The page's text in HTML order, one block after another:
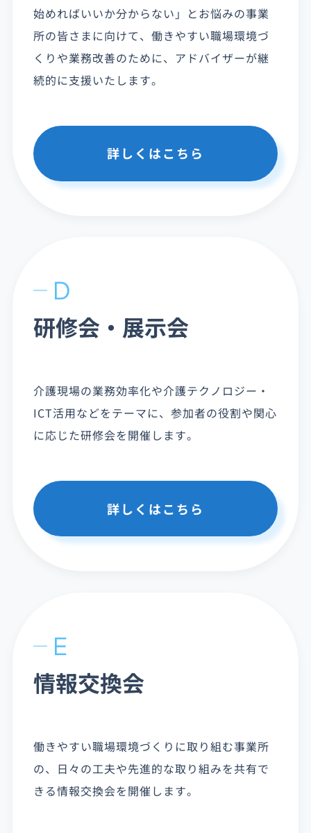
始めればいいか分からない」とお悩みの事業
所の皆さまに向けて、働きやすい職場環境づ
くりや業務改善のために、アドバイザーが継
続的に支援いたします。
詳しくはこちら
D
研修会・展示会
介護現場の業務効率化や介護テクノロジー・
ICT活用などをテーマに、参加者の役割や関心
に応じた研修会を開催します。
詳しくはこちら
E
情報交換会
働きやすい職場環境づくりに取り組む事業所
の、日々の工夫や先進的な取り組みを共有で
きる情報交換会を開催します。